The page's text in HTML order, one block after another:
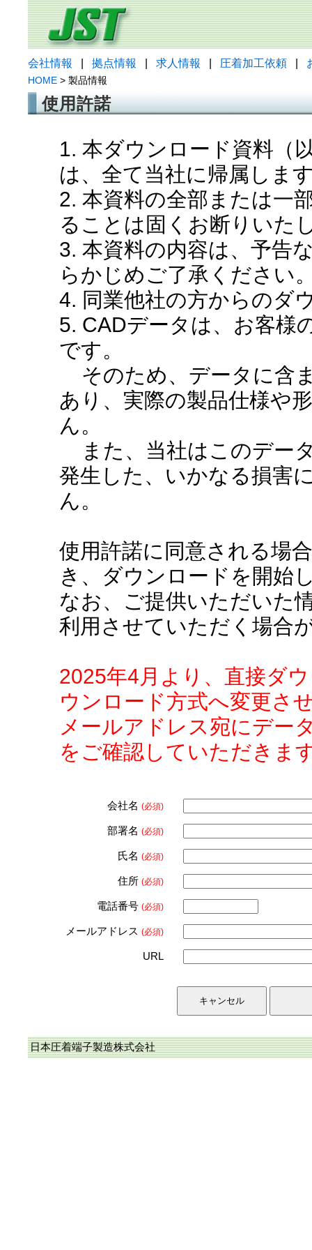
会社情報 拠点情報 求人情報 圧着加工依頼
HOME > 製品情報
使用許諾
1. 本ダウンロード資料（
は、全て当社に帰属しま
2. 本資料の全部または一
ることは固くお断りいた
3. 本資料の内容は、予告
らかじめご了承ください
4. 同業他社の方からのダ
5. CADデータは、お客様
です。
そのため、データに含
あり、実際の製品仕様や
ん。
また、当社はこのデー
発生した、いかなる損害
ん。
使用許諾に同意される場
き、ダウンロードを開始
なお、ご提供いただいた
利用させていただく場合
2025年4月より、直接ダ
ウンロード方式へ変更さ
メールアドレス宛にデー
をご確認していただきま
会社名 (必須)
部署名 (必須)
氏名 (必須)
住所 (必須)
電話番号 (必須)
メールアドレス (必須)
URL
日本圧着端子製造株式会社